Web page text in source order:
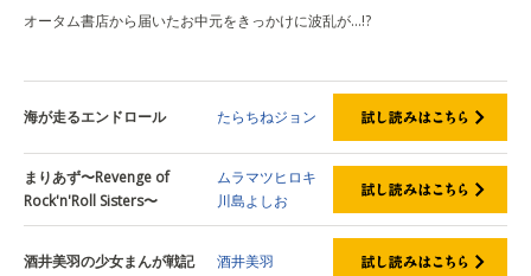
オータム書店から届いたお中元をきっかけに波乱が…!?
海が走るエンドロール たらちねジョン
まりあず〜Revenge of
Rock'n'Roll Sisters〜
ムラマツヒロキ
川島よしお
酒井美羽の少女まんが戦記 酒井美羽